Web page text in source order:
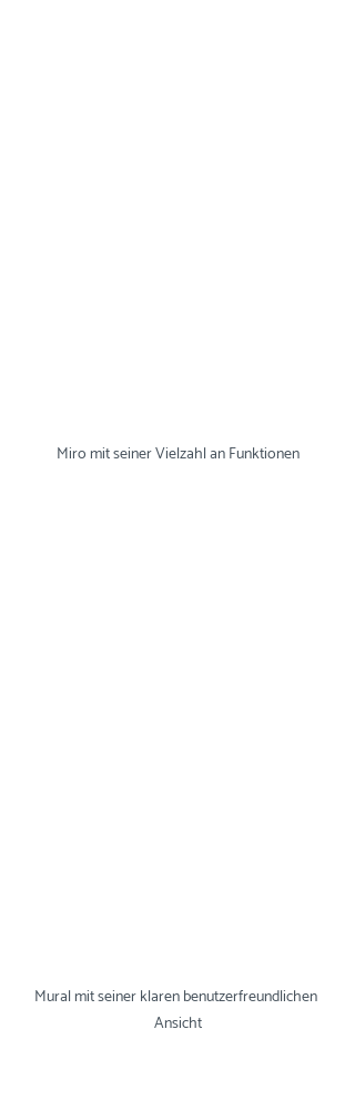
Miro mit seiner Vielzahl an Funktionen
Mural mit seiner klaren benutzerfreundlichen
Ansicht